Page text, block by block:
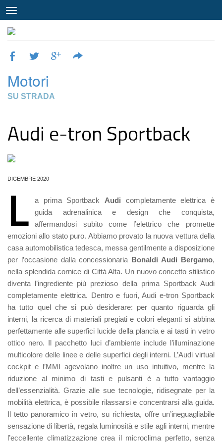
Motori
SU STRADA
Audi e-tron Sportback
DICEMBRE 2020
L a prima Sportback Audi completamente elettrica è
guida adrenalinica e design che conquista,
affermandosi subito come l’elettrico che promette
emozioni allo stato puro. Abbiamo provato la nuova vettura della
casa automobilistica tedesca, messa gentilmente a disposizione
per l’occasione dalla concessionaria Bonaldi Audi Bergamo,
nella splendida cornice di Città Alta. Un nuovo concetto stilistico
diventa l’ingrediente più prezioso della prima Sportback Audi
completamente elettrica. Dentro e fuori, Audi e-tron Sportback
ha tutto quel che si può desiderare: per quanto riguarda gli
interni, la ricerca di materiali pregiati e colori eleganti si abbina
perfettamente alle superfici lucide della plancia e ai tasti in vetro
ottico nero. Il pacchetto luci d’ambiente include l’illuminazione
multicolore delle linee e delle superfici degli interni. L’Audi virtual
cockpit e l’MMI agevolano inoltre un uso intuitivo, mentre la
riduzione al minimo di tasti e pulsanti è a tutto vantaggio
dell’essenzialità. Grazie alle sue tecnologie, ridisegnate per la
mobilità elettrica, è possibile rilassarsi e concentrarsi alla guida.
Il tetto panoramico in vetro, su richiesta, offre un’ineguagliabile
sensazione di libertà, regala luminosità e stile agli interni, mentre
l’eccellente climatizzazione crea il microclima perfetto, senza